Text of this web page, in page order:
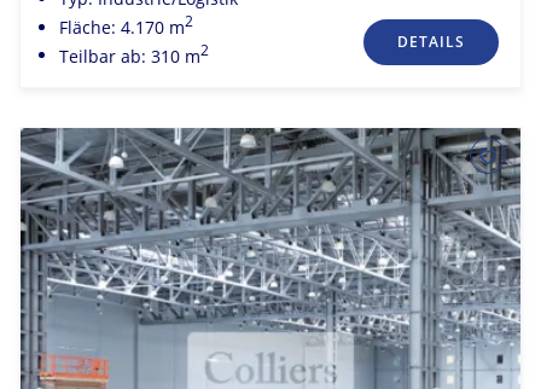
Fläche: 4.170 m2
Teilbar ab: 310 m2 DETAILS